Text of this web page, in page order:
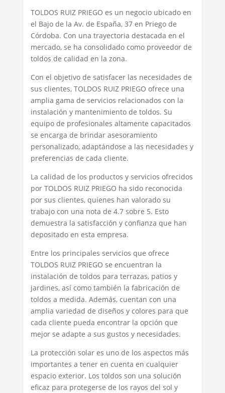
TOLDOS RUIZ PRIEGO es un negocio ubicado en
el Bajo de la Av. de España, 37 en Priego de
Córdoba. Con una trayectoria destacada en el
mercado, se ha consolidado como proveedor de
toldos de calidad en la zona.
Con el objetivo de satisfacer las necesidades de
sus clientes, TOLDOS RUIZ PRIEGO ofrece una
amplia gama de servicios relacionados con la
instalación y mantenimiento de toldos. Su
equipo de profesionales altamente capacitados
se encarga de brindar asesoramiento
personalizado, adaptándose a las necesidades y
preferencias de cada cliente.
La calidad de los productos y servicios ofrecidos
por TOLDOS RUIZ PRIEGO ha sido reconocida
por sus clientes, quienes han valorado su
trabajo con una nota de 4.7 sobre 5. Esto
demuestra la satisfacción y confianza que han
depositado en esta empresa.
Entre los principales servicios que ofrece
TOLDOS RUIZ PRIEGO se encuentran la
instalación de toldos para terrazas, patios y
jardines, así como también la fabricación de
toldos a medida. Además, cuentan con una
amplia variedad de diseños y colores para que
cada cliente pueda encontrar la opción que
mejor se adapte a sus gustos y necesidades.
La protección solar es uno de los aspectos más
importantes a tener en cuenta en cualquier
espacio exterior. Los toldos son una solución
eficaz para protegerse de los rayos del sol y